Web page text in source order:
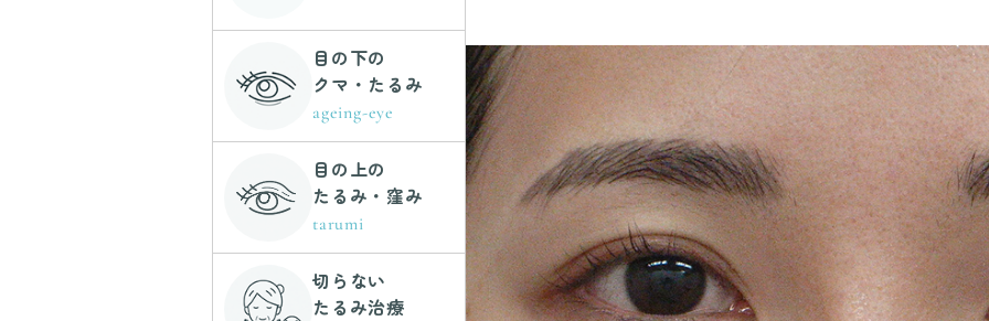
目の下の
クマ・たるみ
ageing-eye
目の上の
たるみ・窪み
tarumi
切らない
たるみ治療